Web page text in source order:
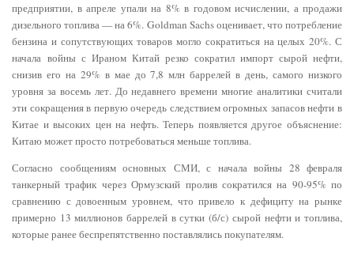
предприятии, в апреле упали на 8% в годовом исчислении, а продажи
дизельного топлива — на 6%. Goldman Sachs оценивает, что потребление
бензина и сопутствующих товаров могло сократиться на целых 20%. С
начала войны с Ираном Китай резко сократил импорт сырой нефти,
снизив его на 29% в мае до 7,8 млн баррелей в день, самого низкого
уровня за восемь лет. До недавнего времени многие аналитики считали
эти сокращения в первую очередь следствием огромных запасов нефти в
Китае и высоких цен на нефть. Теперь появляется другое объяснение:
Китаю может просто потребоваться меньше топлива.
Согласно сообщениям основных СМИ, с начала войны 28 февраля
танкерный трафик через Ормузский пролив сократился на 90-95% по
сравнению с довоенным уровнем, что привело к дефициту на рынке
примерно 13 миллионов баррелей в сутки (б/с) сырой нефти и топлива,
которые ранее беспрепятственно поставлялись покупателям.